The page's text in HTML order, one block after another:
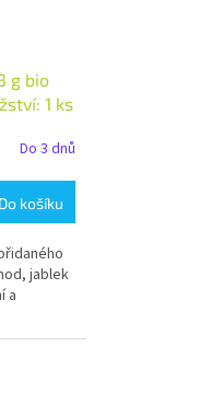
g bio
1 ks
Do 3 dnů
Do košíku
jablek
a